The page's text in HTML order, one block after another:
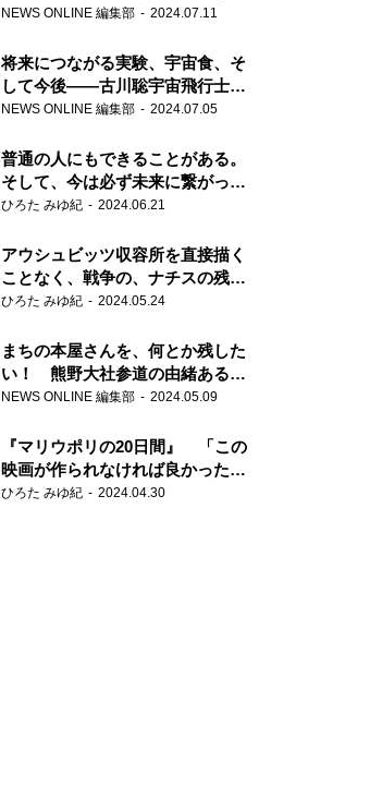
奇跡
NEWS ONLINE 編集部 2024.07.11
将来につながる実験、宇宙食、そ
して今後――古川聡宇宙飛行士単
独インタビュー
NEWS ONLINE 編集部 2024.07.05
普通の人にもできることがある。
そして、今は必ず未来に繋がって
いく……『ONE LIFE 奇跡が繋い
ひろた みゆ紀 2024.06.21
アウシュビッツ収容所を直接描く
ことなく、戦争の、ナチスの残虐
さが見える映画 『関心領域』
ひろた みゆ紀 2024.05.24
まちの本屋さんを、何とか残した
い！ 熊野大社参道の由緒ある書
店・三代目の強い思い
NEWS ONLINE 編集部 2024.05.09
『マリウポリの20日間』 「この
映画が作られなければ良かった」
と語る監督
ひろた みゆ紀 2024.04.30